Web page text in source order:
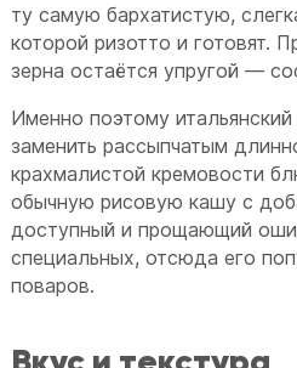
ту самую бархатистую,
которой ризотто и готовят.
зерна остаётся упругой —
Именно поэтому
заменить рассыпчатым
крахмалистой кремовости
обычную рисовую кашу с
доступный и прощающий
специальных, отсюда его
поваров.